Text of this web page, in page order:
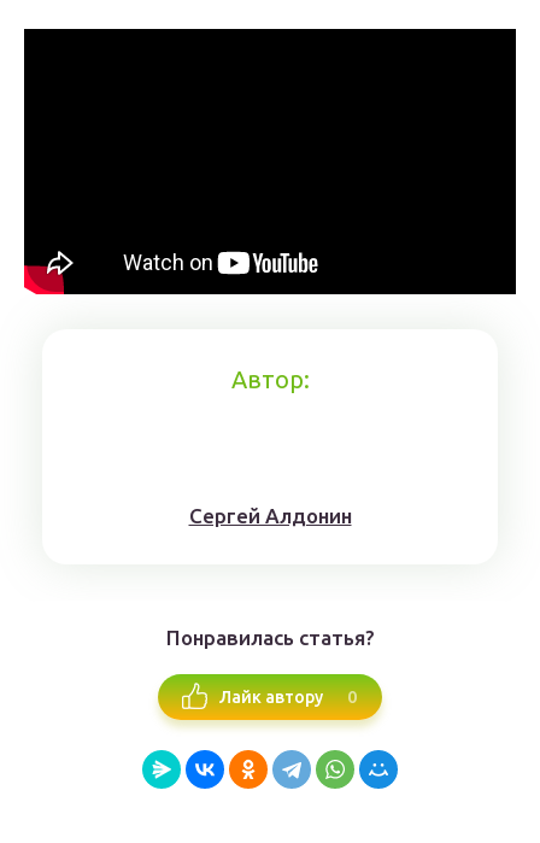
Автор:
Сергей Алдонин
Понравилась статья?
Лайк автору 0